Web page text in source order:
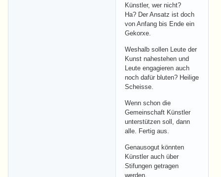
Künstler, wer nicht?
Ha? Der Ansatz ist doch
von Anfang bis Ende ein
Gekorxe.
Weshalb sollen Leute der
Kunst nahestehen und
Leute engagieren auch
noch dafür bluten? Heilige
Scheisse.
Wenn schon die
Gemeinschaft Künstler
unterstützen soll, dann
alle. Fertig aus.
Genausogut könnten
Künstler auch über
Stifungen getragen
werden.